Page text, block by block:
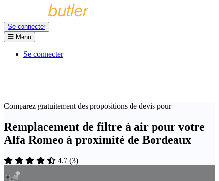
Se connecter
Menu
Se connecter
Comparez gratuitement des propositions de devis pour
Remplacement de filtre à air pour votre
Alfa Romeo à proximité de Bordeaux
4.7 (3)